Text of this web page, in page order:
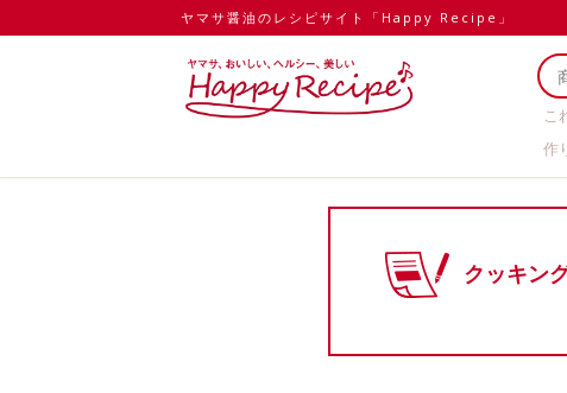
ヤマサ醤油のレシピサイト「Happy Recipe」
こ
作
クッキン